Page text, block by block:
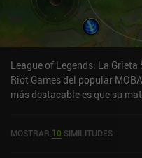
League of Legends: La
Riot Games del popular
más destacable es que su
para móviles, Wild Rift
MOSTRAR 10 SIMILITUDES